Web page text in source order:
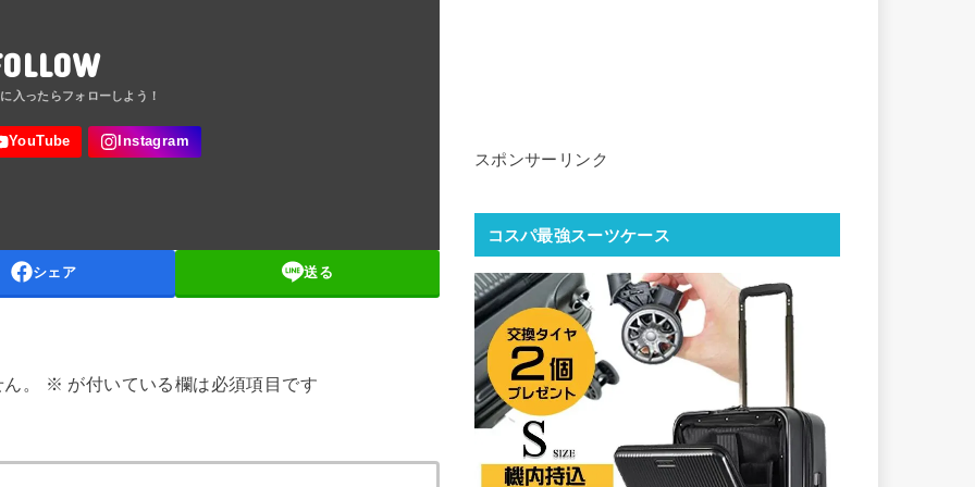
シェア 送る
。 ※ が付いている欄は必須項目です
スポンサーリンク
コスパ最強スーツケース